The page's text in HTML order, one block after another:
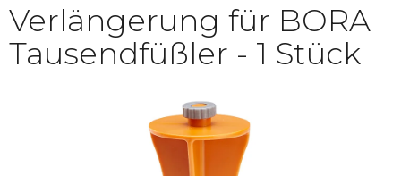
Verlängerung für BORA
Tausendfüßler - 1 Stück